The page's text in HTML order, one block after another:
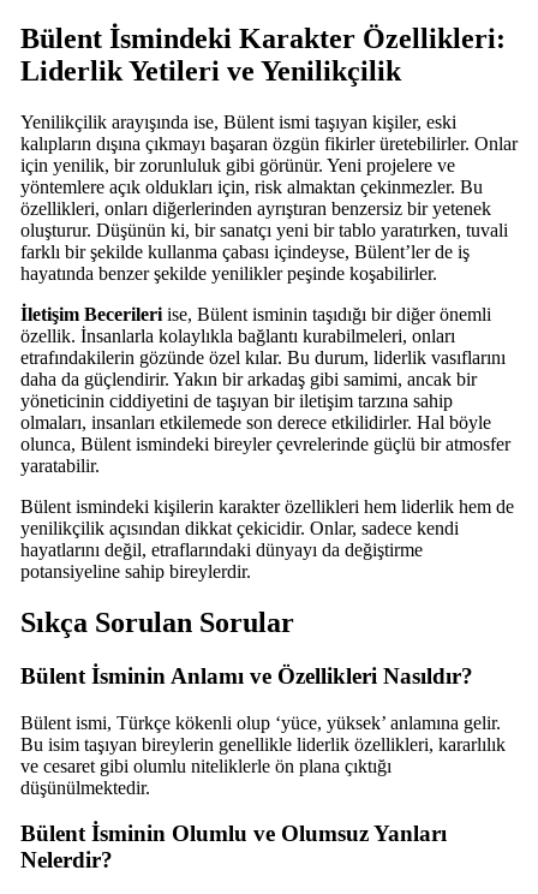
Bülent İsmindeki Karakter Özellikleri:
Liderlik Yetileri ve Yenilikçilik
Yenilikçilik arayışında ise, Bülent ismi taşıyan kişiler, eski
kalıpların dışına çıkmayı başaran özgün fikirler üretebilirler. Onlar
için yenilik, bir zorunluluk gibi görünür. Yeni projelere ve
yöntemlere açık oldukları için, risk almaktan çekinmezler. Bu
özellikleri, onları diğerlerinden ayrıştıran benzersiz bir yetenek
oluşturur. Düşünün ki, bir sanatçı yeni bir tablo yaratırken, tuvali
farklı bir şekilde kullanma çabası içindeyse, Bülent’ler de iş
hayatında benzer şekilde yenilikler peşinde koşabilirler.
İletişim Becerileriise, Bülent isminin taşıdığı bir diğer önemli
özellik. İnsanlarla kolaylıkla bağlantı kurabilmeleri, onları
etrafındakilerin gözünde özel kılar. Bu durum, liderlik vasıflarını
daha da güçlendirir. Yakın bir arkadaş gibi samimi, ancak bir
yöneticinin ciddiyetini de taşıyan bir iletişim tarzına sahip
olmaları, insanları etkilemede son derece etkilidirler. Hal böyle
olunca, Bülent ismindeki bireyler çevrelerinde güçlü bir atmosfer
yaratabilir.
Bülent ismindeki kişilerin karakter özellikleri hem liderlik hem de
yenilikçilik açısından dikkat çekicidir. Onlar, sadece kendi
hayatlarını değil, etraflarındaki dünyayı da değiştirme
potansiyeline sahip bireylerdir.
Sıkça Sorulan Sorular
Bülent İsminin Anlamı ve Özellikleri Nasıldır?
Bülent ismi, Türkçe kökenli olup ‘yüce, yüksek’ anlamına gelir.
Bu isim taşıyan bireylerin genellikle liderlik özellikleri, kararlılık
ve cesaret gibi olumlu niteliklerle ön plana çıktığı
düşünülmektedir.
Bülent İsminin Olumlu ve Olumsuz Yanları
Nelerdir?